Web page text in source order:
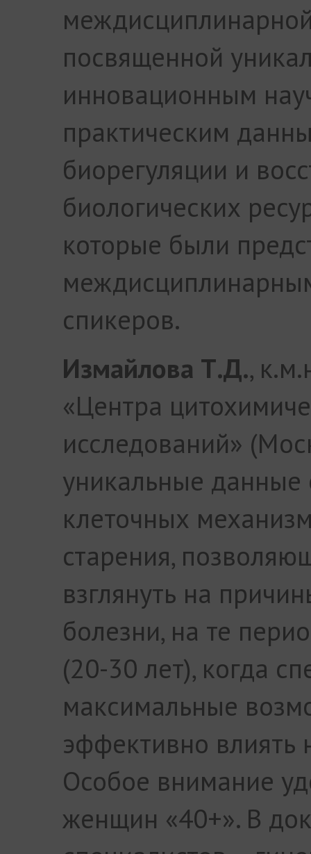
посвященной
инновационным
практическим
биорегуляции и
биологических
которые были
спикеров.
Измайлова Т.Д.,
«Центра
исследований»
уникальные данные
клеточных
старения,
взглянуть на
болезни, на те
(20-30 лет), когда
максимальные
эффективно влиять
Особое внимание
женщин «40+». В